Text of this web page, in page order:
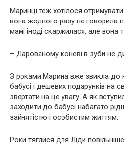
Маринці теж хотілося
вона жодного разу не говорила
мамі іноді скаржилася, але вона
– Дарованому коневі в зуби не
З роками Марина вже звикла до
бабусі і дешевих подарунків на
звертати на це увагу. А як
заходити до бабусі набагато
зайнятістю і особистим життям.
Роки тяглися для Ліди